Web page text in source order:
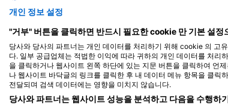
Shutterstock-Shane Myers Photography
녹색거북
개인 정보 설정
"거부" 버튼을 클릭하면 반드시 필요한 cookie 만 기본 설정
당사와 당사의 파트너는 개인 데이터를 처리하기 위해 cookie 의 고
다. 일부 공급업체는 적법한 이익에 따라 귀하의 개인 데이터를 처
을 클릭하거나 웹사이트 왼쪽 하단에 있는 지문 버튼을 클릭하여 언
나 웹사이트 바닥글의 링크를 클릭한 후 내 데이터 메뉴 항목을 클
전달되며 검색 데이터에는 영향을 미치지 않습니다.
당사와 파트너는 웹사이트 성능을 분석하고 다음을 수행하